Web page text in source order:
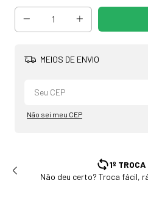
MEIOS DE ENVIO
Não sei meu CEP
1º TROCA GRÁTIS
deu certo? Troca fácil, rápida e sem